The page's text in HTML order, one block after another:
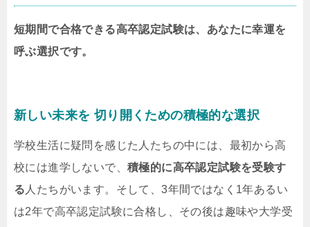
短期間で合格できる高卒認定試験は、あなたに幸運を
呼ぶ選択です。
新しい未来を 切り開くための積極的な選択
学校生活に疑問を感じた人たちの中には、最初から高
校には進学しないで、 積極的に高卒認定試験を受験す
る 人たちがいます。そして、3年間ではなく1年あるい
は2年で高卒認定試験に合格し、その後は趣味や大学受